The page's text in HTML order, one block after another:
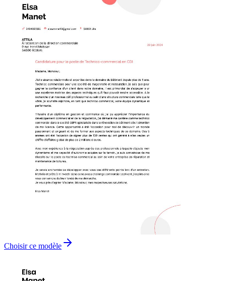
Choisir ce modèle